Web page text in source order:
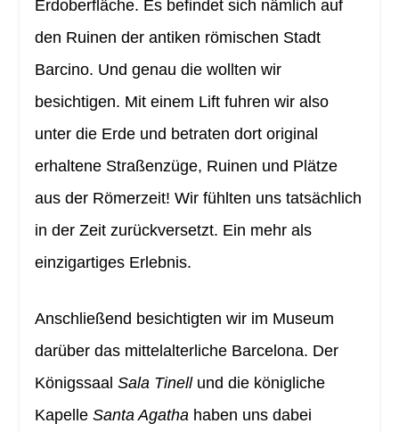
Erdoberfläche. Es befindet sich nämlich auf
den Ruinen der antiken römischen Stadt
Barcino. Und genau die wollten wir
besichtigen. Mit einem Lift fuhren wir also
unter die Erde und betraten dort original
erhaltene Straßenzüge, Ruinen und Plätze
aus der Römerzeit! Wir fühlten uns tatsächlich
in der Zeit zurückversetzt. Ein mehr als
einzigartiges Erlebnis.
Anschließend besichtigten wir im Museum
darüber das mittelalterliche Barcelona. Der
Königssaal Sala Tinellund die königliche
Kapelle Santa Agatha haben uns dabei